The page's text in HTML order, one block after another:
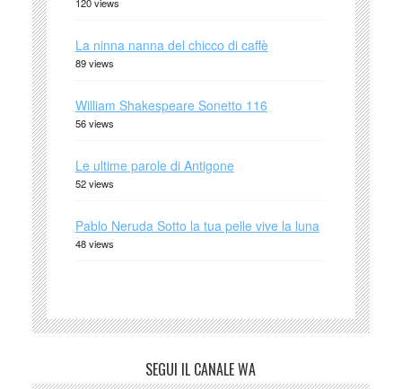
120 views
La ninna nanna del chicco di caffè
89 views
William Shakespeare Sonetto 116
56 views
Le ultime parole di Antigone
52 views
Pablo Neruda Sotto la tua pelle vive la luna
48 views
SEGUI IL CANALE WA